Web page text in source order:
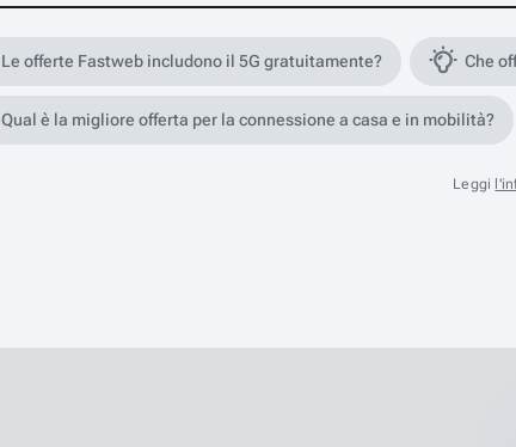
Le offerte Fastweb includono il 5G gratuitamente? Che
Qual è la migliore offerta per la connessione a casa e in mobilità?
Leggi